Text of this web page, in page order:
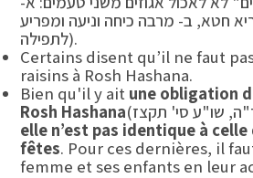
חטא, ב- מרבה כיחה וניעה ומפריע
לתפילה).
Certains disent qu’il ne faut
raisins à Rosh Hashana.
Bien qu'il y ait une obligation
Rosh Hashana
elle n’est pas identique à
fêtes. Pour ces dernières, il
femme et ses enfants en leur